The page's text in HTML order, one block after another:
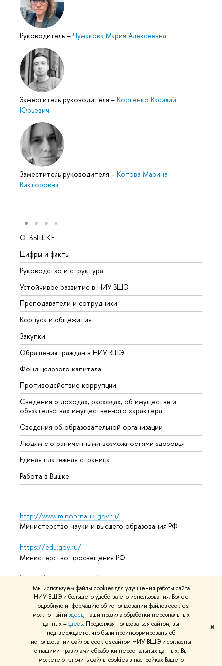
Мы используем файлы cookies для улучшения работы сайта
НИУ ВШЭ и большего удобства его использования. Более
подробную информацию об использовании файлов cookies
можно найти здесь, наши правила обработки персональных
данных –здесь. Продолжая пользоваться сайтом, вы
подтверждаете, что были проинформированы об
использовании файлов cookies сайтом НИУ ВШЭ и согласны
с нашими правилами обработки персональных данных. Вы
можете отключить файлы cookies в настройках Вашего
✖
Руководитель – Чумакова Мария Алексеевна
Заместитель руководителя – Костенко Василий
Юрьевич
Заместитель руководителя – Котова Марина
Викторовна
О ВЫШКЕ
Цифры и факты
Руководство и структура
Устойчивое развитие в НИУ ВШЭ
Преподаватели и сотрудники
Корпуса и общежития
Закупки
Обращения граждан в НИУ ВШЭ
Фонд целевого капитала
Противодействие коррупции
Сведения о доходах, расходах, об имуществе и
обязательствах имущественного характера
Сведения об образовательной организации
Людям с ограниченными возможностями здоровья
Единая платежная страница
Работа в Вышке
http://www.minobrnauki.gov.ru/
Министерство науки и высшего образования РФ
https://edu.gov.ru/
Министерство просвещения РФ
https://elearning.hse.ru/mooc
Массовые открытые онлайн-курсы
© НИУ ВШЭ 1993–2026 Адреса и контактыУсловия
использования материаловПолитика конфиденциальности
Карта сайта
Редактору